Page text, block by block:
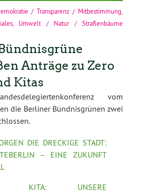
/ Transparenz / Mitbestimmung
, Umwelt / Natur / Straßenbäume
Anträge zu Zero
Kitas
vom
die Berliner Bündnisgrünen zwei
DIE DRECKIGE STADT:
– EINE ZUKUNFT
KITA: UNSERE